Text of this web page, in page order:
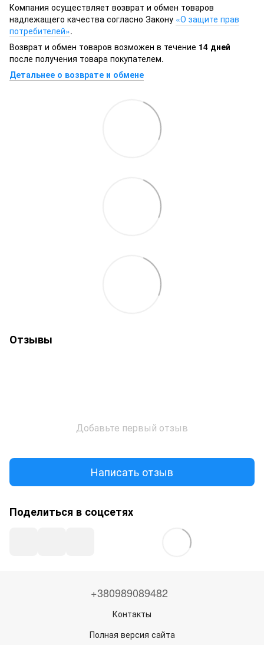
Компания осуществляет возврат и обмен товаров
надлежащего качества согласно Закону «О защите прав
потребителей».
Возврат и обмен товаров возможен в течение 14 дней
после получения товара покупателем.
Детальнее о возврате и обмене
Отзывы
Добавьте первый отзыв
Написать отзыв
Поделиться в соцсетях
+380989089482
Контакты
Полная версия сайта